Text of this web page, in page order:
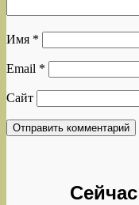
Имя *
Email *
Сайт